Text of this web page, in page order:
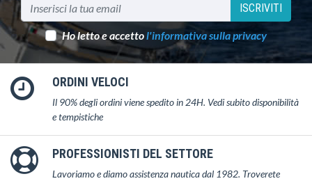
ISCRIVITI
Ho letto e accettol'informativa sulla privacy
ORDINI VELOCI
Il 90% degli ordini viene spedito in 24H. Vedi subito disponibilità
e tempistiche
PROFESSIONISTI DEL SETTORE
Lavoriamo e diamo assistenza nautica dal 1982. Troverete